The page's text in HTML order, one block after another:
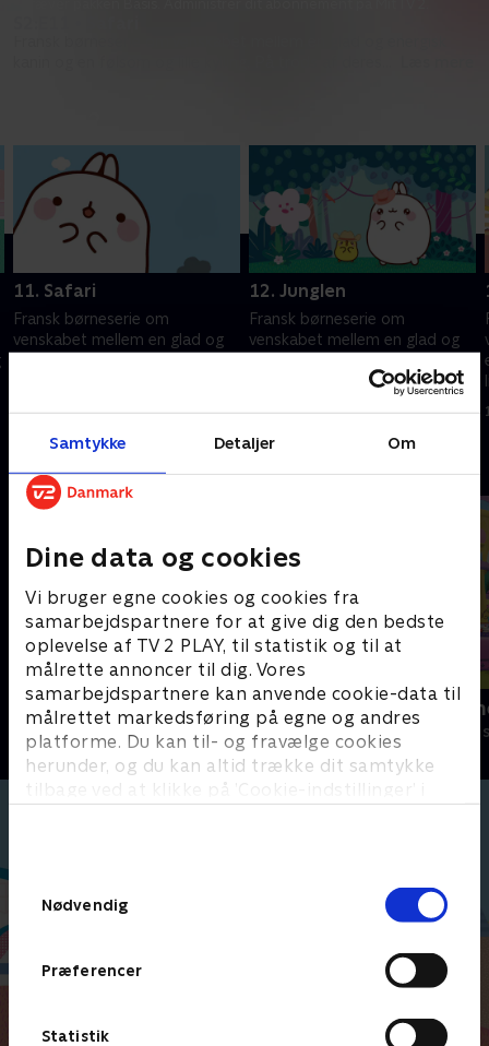
Samtykke Detaljer Om
Dine data og cookies
Vi bruger egne cookies og cookies fra
samarbejdspartnere for at give dig den bedste
oplevelse af TV 2 PLAY, til statistik og til at
målrette annoncer til dig. Vores
samarbejdspartnere kan anvende cookie-data til
målrettet markedsføring på egne og andres
platforme. Du kan til- og fravælge cookies
herunder, og du kan altid trække dit samtykke
tilbage ved at klikke på ’Cookie-indstillinger’ i
Nødvendig
Præferencer
Statistik
11. Safari
Fransk børneserie om
venskabet mellem en glad og
1. maj 2023 • 3 min
12. Junglen
Fransk børneserie om
venskabet mellem en glad og
lille kylling. På trods af deres
mange forskelle er de bedste
1. maj 2023 • 3 min
Andre så også
Antiks
Børneserier • 2 sæsoner
Little
Børneserier • 2